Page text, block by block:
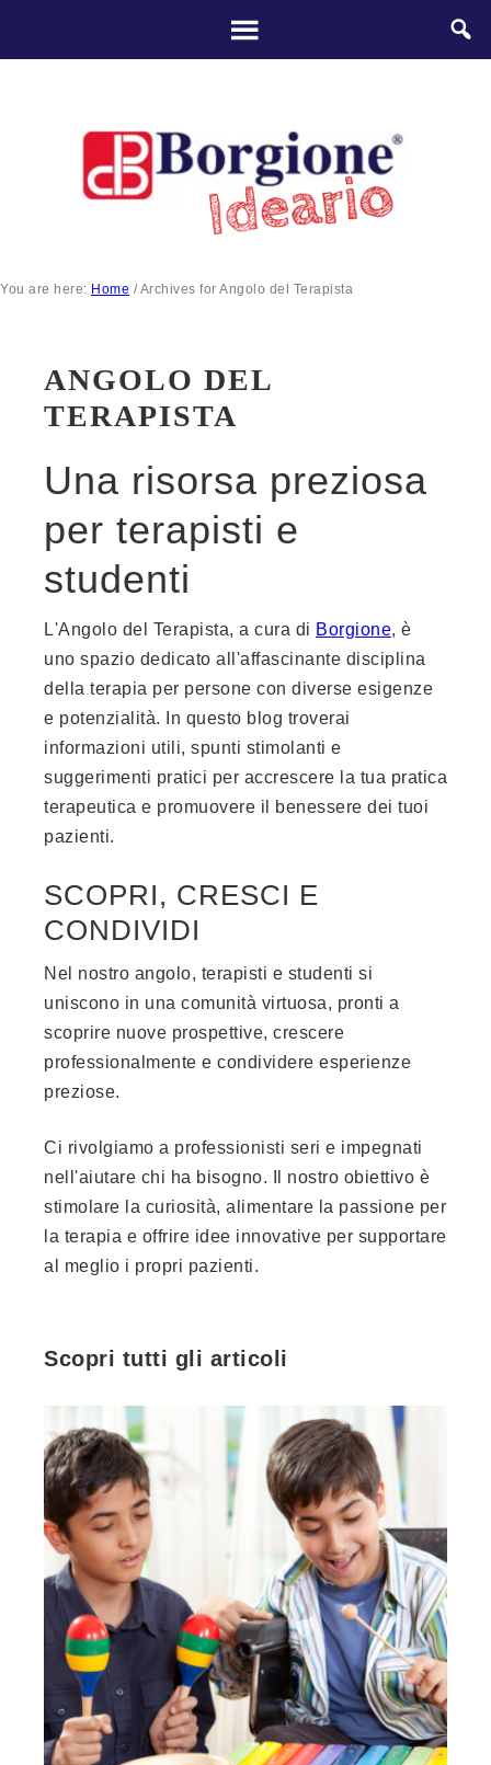
You are here: Home /Archives for Angolo del Terapista
ANGOLO DEL
TERAPISTA
Una risorsa preziosa
per terapisti e
studenti
L'Angolo del Terapista, a cura di Borgione, è
uno spazio dedicato all'affascinante disciplina
della terapia per persone con diverse esigenze
e potenzialità. In questo blog troverai
informazioni utili, spunti stimolanti e
suggerimenti pratici per accrescere la tua pratica
terapeutica e promuovere il benessere dei tuoi
pazienti.
SCOPRI, CRESCI E
CONDIVIDI
Nel nostro angolo, terapisti e studenti si
uniscono in una comunità virtuosa, pronti a
scoprire nuove prospettive, crescere
professionalmente e condividere esperienze
preziose.
Ci rivolgiamo a professionisti seri e impegnati
nell'aiutare chi ha bisogno. Il nostro obiettivo è
stimolare la curiosità, alimentare la passione per
la terapia e offrire idee innovative per supportare
al meglio i propri pazienti.